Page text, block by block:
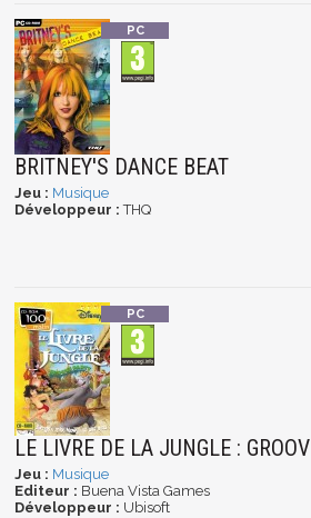
BRITNEY'S DANCE BEAT
Jeu : Musique
Développeur : THQ
LE LIVRE DE LA JUNGLE :
Jeu : Musique
Editeur : Buena Vista Games
Développeur : Ubisoft